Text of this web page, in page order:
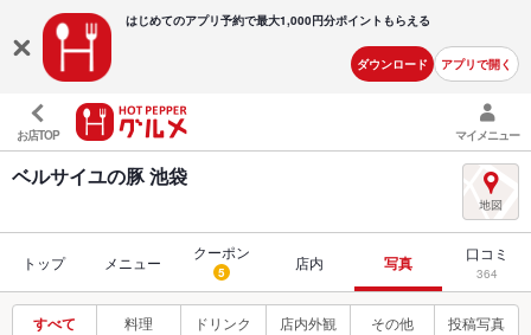
はじめてのアプリ予約で最大1,000円分ポイントもらえる
ダウンロード アプリで開く
お店TOP マイメニュー
ベルサイユの豚 池袋
トップ メニュー
クーポン
5 店内 写真 口コミ
364
すべて 料理 ドリンク 店内外観 その他 投稿写真